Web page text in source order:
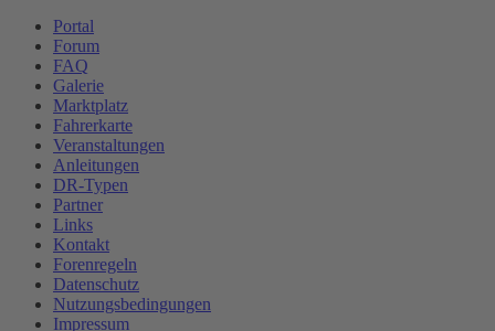
Portal
Forum
FAQ
Galerie
Marktplatz
Fahrerkarte
Veranstaltungen
Anleitungen
DR-Typen
Partner
Links
Kontakt
Forenregeln
Datenschutz
Nutzungsbedingungen
Impressum